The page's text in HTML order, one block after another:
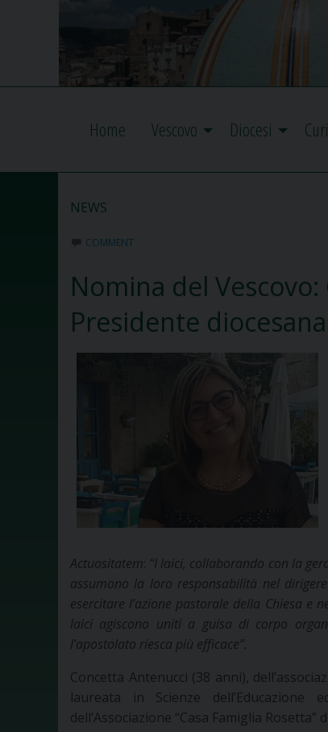
Home Vescovo Diocesi
NEWS
COMMENT
Nomina del
Presidente diocesana
Actuositatem: “I laici, collaborando con la
assumono la loro responsabilità nel
esercitare l’azione pastorale della Chiesa e
laici agiscono uniti a guisa di corpo
l’apostolato riesca più efficace”.
Concetta Antenucci (38 anni),
laureata in Scienze
dell’Associazione “Casa Famiglia Rosetta”